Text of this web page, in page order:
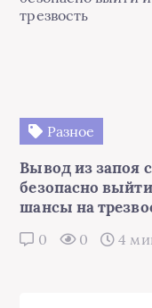
Разное
Вывод из запоя
безопасно
шансы на
0 0 4